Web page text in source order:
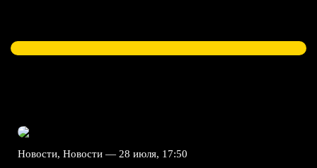
Новости, Новости — 28 июля, 17:50